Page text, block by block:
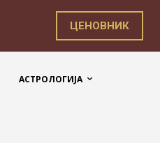
ЦЕНОВНИК
АСТРОЛОГИЈА